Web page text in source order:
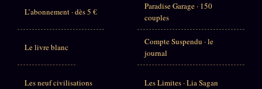
L’abonnement · dès 5 €
Le livre blanc
Les neuf civilisations
Paradise Garage · 150
couples
Compte Suspendu · le
journal
Les Limites · Lia Sagan